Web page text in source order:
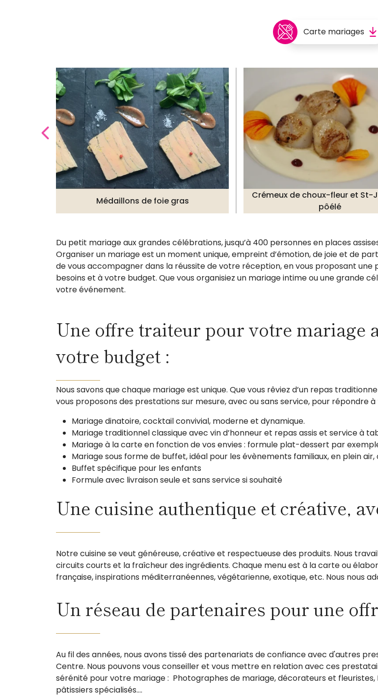
Carte mariages
Médaillons de foie gras
Crémeux de choux-fleur et St-
pôélé
Du petit mariage aux grandes célébrations, jusqu’à 400 personnes en places
Organiser un mariage est un moment unique, empreint d’émotion, de joie et de
de vous accompagner dans la réussite de votre réception, en vous proposant
besoins et à votre budget. Que vous organisiez un mariage intime ou une grande
votre événement.
Une offre traiteur pour votre mariage
votre budget :
Nous savons que chaque mariage est unique. Que vous rêviez d’un repas
vous proposons des prestations sur mesure, avec ou sans service, pour répondre à
Mariage dinatoire, cocktail convivial, moderne et dynamique.
Mariage traditionnel classique avec vin d’honneur et repas assis et service à
Mariage à la carte en fonction de vos envies : formule plat-dessert par
Mariage sous forme de buffet, idéal pour les évènements familiaux, en plein
Buffet spécifique pour les enfants
Formule avec livraison seule et sans service si souhaité
Une cuisine authentique et créative,
Notre cuisine se veut généreuse, créative et respectueuse des produits. Nous
circuits courts et la fraîcheur des ingrédients. Chaque menu est à la carte ou
française, inspirations méditerranéennes, végétarienne, exotique, etc. Nous nous
Un réseau de partenaires pour une
Au fil des années, nous avons tissé des partenariats de confiance avec d'autres
Centre. Nous pouvons vous conseiller et vous mettre en relation avec ces
sérénité pour votre mariage : Photographes de mariage, décorateurs et fleuristes,
pâtissiers spécialisés….